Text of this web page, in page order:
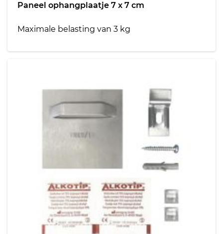
Paneel ophangplaatje 7 x 7 cm
Maximale belasting van 3 kg